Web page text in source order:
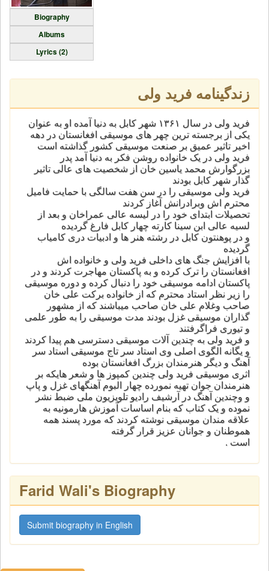
Biography
Albums
Lyrics (2)
زندگینامه فرید ولی
فرید ولی در سال ۱۳۶۱ شهر کابل به دنیا آمده او به عنوان
یکی از برجسته ترین چهر های موسیقی افغانستان در دهه
اخیر تاثیر عمیق بر صنعت موسیقی کشور گذاشته است
فرید ولی در یک خانواده روشن فکر به دنیا آمد پدر
بزرگوارش محمد یاسین خان از شخصیت های عالی تاثیر
گذار شهر کابل بودند
فرید ولی موسیقی را در سن هفت سالگی با حمایت فامیل
محترم اش وبرادرانش آغاز کردند
تحصیلات ابتدای خود را در لیسه عالی عمراخان و بعد از
لسیه عالی ابن سینا کارته چهار کابل فارغ گردیده
و در پوهنتون کابل در رشته هنر ها و ادبیات دری کامیاب
گردیده
با افزایش جنگ های داخلی فرید ولی و خانواده اش
افغانستان را ترک کرده و به پاکستان مهاجرت کردند و در
پاکستان ادامه موسیقی خود را دنبال کرده و دوره موسیقی
را زیر نظر استاد محترم که از خانواده برکت علی خان
صاحب وغلام علی خان صاحب میباشند که از مشهور
گذاران موسیقی غزل بودند مدت موسیقی را به طور علمی
و تیوری فراگرفتند
و فرید ولی به چندین آلات موسیقی دسترسی هم پیدا کردند
و یگانه الگوی اصلی وی استاد سر تاج موسیقی استاد سر
آهنگ و دیگر هنرمندان بزرگ افغانستان بوده
اثری موسیقی فرید ولی چندین کمپوز ها و شعر هایکه بر
هنرمندان جوان تهیه نمورده چهار البوم آهنگهای غزل و پاپ
و وچندین آهنگ در آرشیف رادیو تلویزیون ملی ضبط نشر
نموده و یک کتاب که بنام اساسات آموزش هارمونیه به
علاقه مندان موسیقی نوشته کردند که مورد پسند همه
هموطنان و جوانان عزیز قرار گرفته
است .
Farid Wali's Biography
Submit biography in English